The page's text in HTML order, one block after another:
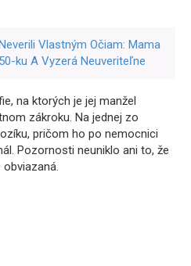
Vlastným Očiam: Mama
ku A Vyzerá Neuveriteľne
na ktorých je jej manžel
zákroku. Na jednej zo
pričom ho po nemocnici
Pozornosti neuniklo ani to, že